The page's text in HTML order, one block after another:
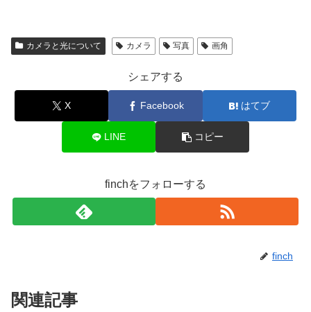
カメラと光について カメラ 写真 画角
シェアする
X Facebook はてブ
LINE コピー
finchをフォローする
finch
関連記事